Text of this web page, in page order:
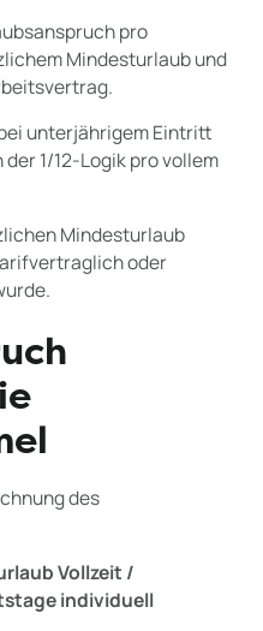
pro
Mindesturlaub und
unterjährigem Eintritt
1/12-Logik pro vollem
Mindesturlaub
oder
des
Vollzeit /
individuell